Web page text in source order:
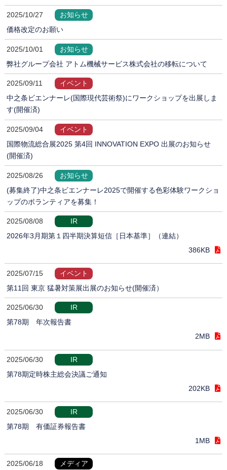
2025/10/27
お知らせ
価格改定のお願い
2025/10/01
お知らせ
弊社グループ会社 アトム機械サービス株式会社の移転について
2025/09/11
イベント
中之条ビエンナーレ(国際現代芸術祭)にワークショップを出展しま
す(開催済)
2025/09/04
イベント
国際物流総合展2025 第4回 INNOVATION EXPO 出展のお知らせ
(開催済)
2025/08/26
お知らせ
(募集終了)中之条ビエンナーレ2025で開催する色彩体験ワークショ
ップのボランティアを募集！
2025/08/08
IR
2026年3月期第１四半期決算短信［日本基準］（連結）
386KB
2025/07/15
イベント
第11回 東京 猛暑対策展出展のお知らせ(開催済）
2025/06/30
IR
第78期 年次報告書
2MB
2025/06/30
IR
第78期定時株主総会決議ご通知
202KB
2025/06/30
IR
第78期 有価証券報告書
1MB
2025/06/18
メディア